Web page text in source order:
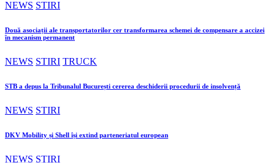
NEWS STIRI
Două asociații ale transportatorilor cer transformarea schemei de compensare a accizei
în mecanism permanent
NEWS STIRI TRUCK
STB a depus la Tribunalul București cererea deschiderii procedurii de insolvență
NEWS STIRI
DKV Mobility și Shell își extind parteneriatul european
NEWS STIRI